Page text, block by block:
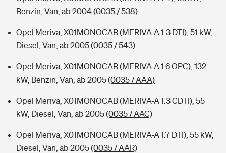
Benzin, Van, ab 2004(0035 / 538)
Opel Meriva, X01MONOCAB (MERIVA-A 1.3 DTI), 51 kW,
Diesel, Van, ab 2005(0035 / 543)
Opel Meriva, X01MONOCAB (MERIVA-A 1.6 OPC), 132
kW, Benzin, Van, ab 2005(0035 / AAA)
Opel Meriva, X01MONOCAB (MERIVA-A 1.3 CDTI), 55
kW, Diesel, Van, ab 2005(0035 / AAC)
Opel Meriva, X01MONOCAB (MERIVA-A 1.7 DTI), 55 kW,
Diesel, Van, ab 2005(0035 / AAR)